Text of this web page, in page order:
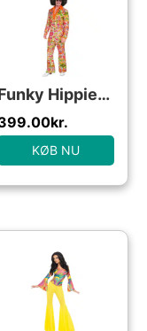
Funky Hippiedude Kostume
kr.
KØB NU